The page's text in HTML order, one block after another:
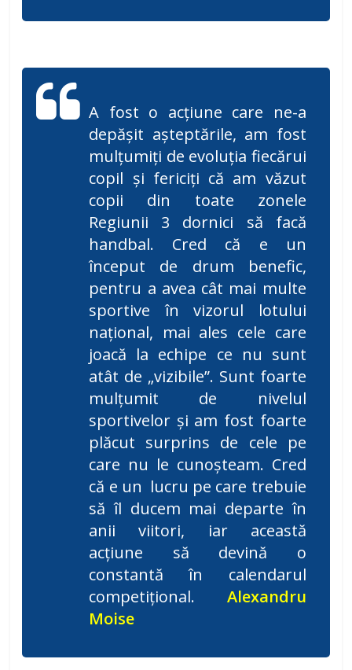
A fost o acțiune care ne-a
depășit așteptările, am fost
mulțumiți de evoluția fiecărui
copil și fericiți că am văzut
copii din toate zonele
Regiunii 3 dornici să facă
handbal. Cred că e un
început de drum benefic,
pentru a avea cât mai multe
sportive în vizorul lotului
național, mai ales cele care
joacă la echipe ce nu sunt
atât de „vizibile”. Sunt foarte
mulțumit de nivelul
sportivelor și am fost foarte
plăcut surprins de cele pe
care nu le cunoșteam. Cred
că e un lucru pe care trebuie
să îl ducem mai departe în
anii viitori, iar această
acțiune să devină o
constantă în calendarul
competițional. Alexandru
Moise